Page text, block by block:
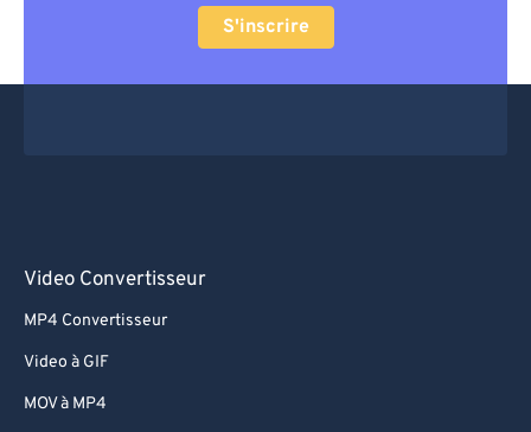
S'inscrire
Video Convertisseur
MP4 Convertisseur
Video à GIF
MOV à MP4